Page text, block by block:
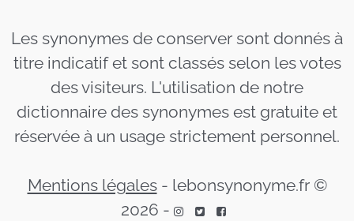
Les synonymes de conserver sont donnés à
titre indicatif et sont classés selon les votes
des visiteurs. L'utilisation de notre
dictionnaire des synonymes est gratuite et
réservée à un usage strictement personnel.
Mentions légales- lebonsynonyme.fr ©
2026 -